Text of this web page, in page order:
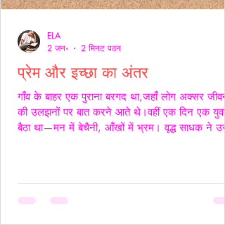
प्रेम और इच्छा का अंतर
गाँव के बाहर एक पुराना बरगद था,जहाँ लोग अक्सर जीवन
की उलझनों पर बात करने आते थे।वहीं एक दिन एक युवक
बैठा था—मन में बेचैनी, आँखों में भ्रम। वृद्ध साधक ने उसे
अनुग्रह समझो।और यदि अस्वीकार करे,तो उसकी इच्छा
ELA
2 जन॰
2 मिनट पठन